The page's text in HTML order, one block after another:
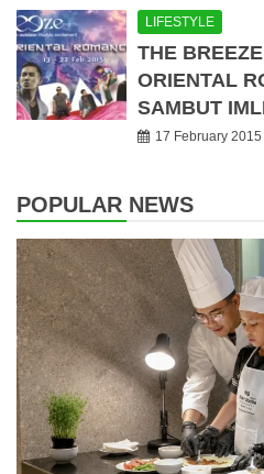
LIFESTYLE
THE
ORIENTAL
SAMBUT
17 February 2015
POPULAR NEWS